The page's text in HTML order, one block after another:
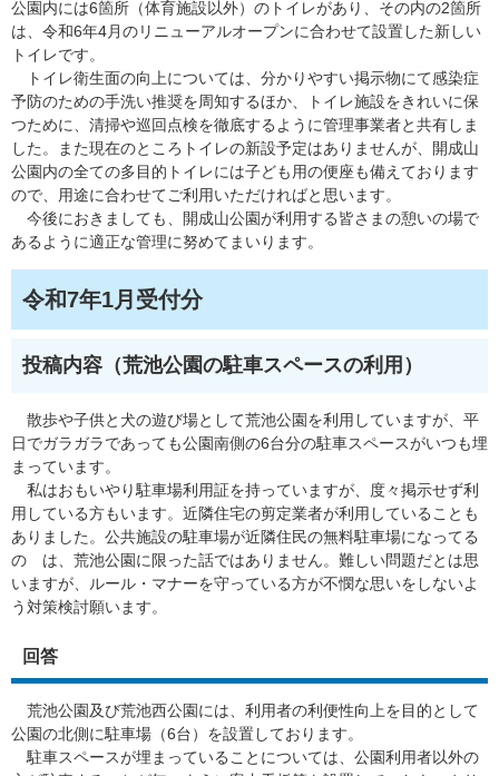
公園内には6箇所（体育施設以外）のトイレがあり、その内の2箇所
は、令和6年4月のリニューアルオープンに合わせて設置した新しい
トイレです。
トイレ衛生面の向上については、分かりやすい掲示物にて感染症
予防のための手洗い推奨を周知するほか、トイレ施設をきれいに保
つために、清掃や巡回点検を徹底するように管理事業者と共有しま
した。また現在のところトイレの新設予定はありませんが、開成山
公園内の全ての多目的トイレには子ども用の便座も備えております
ので、用途に合わせてご利用いただければと思います。
今後におきましても、開成山公園が利用する皆さまの憩いの場で
あるように適正な管理に努めてまいります。
令和7年1月受付分​
投稿内容（荒池公園の駐車スペースの利用）
散歩や子供と犬の遊び場として荒池公園を利用していますが、平
日でガラガラであっても公園南側の6台分の駐車スペースがいつも埋
まっています。
私はおもいやり駐車場利用証を持っていますが、度々掲示せず利
用している方もいます。近隣住宅の剪定業者が利用していることも
ありました。公共施設の駐車場が近隣住民の無料駐車場になってる
の は、荒池公園に限った話ではありません。難しい問題だとは思
いますが、ルール・マナーを守っている方が不憫な思いをしないよ
う対策検討願います。
回答
荒池公園及び荒池西公園には、利用者の利便性向上を目的として
公園の北側に駐車場（6台）を設置しております。
駐車スペースが埋まっていることについては、公園利用者以外の